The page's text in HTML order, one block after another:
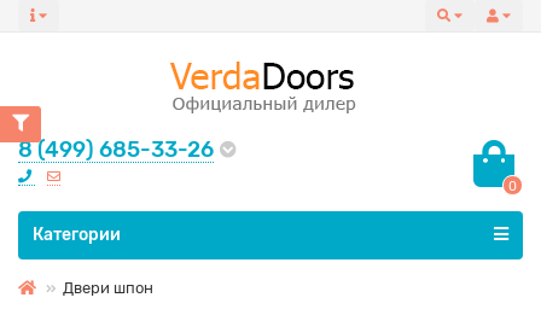
8 (499) 685-33-26
0
Все категории
Категории
Двери шпон